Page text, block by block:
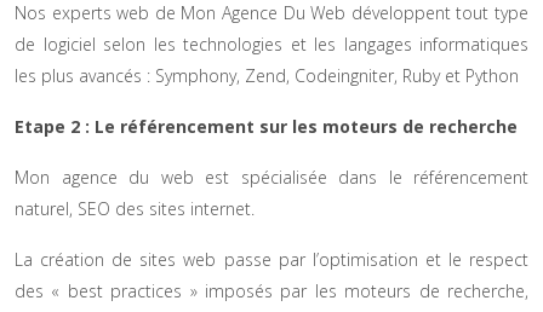
Nos experts web de Mon Agence Du Web développent tout type
de logiciel selon les technologies et les langages informatiques
les plus avancés : Symphony, Zend, Codeingniter, Ruby et Python
Etape 2 : Le référencement sur les moteurs de recherche
Mon agence du web est spécialisée dans le référencement
naturel, SEO des sites internet.
La création de sites web passe par l’optimisation et le respect
des « best practices » imposés par les moteurs de recherche,